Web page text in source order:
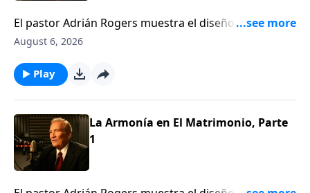
El pastor Adrián Rogers muestra el diseño de Dios
para el matrimonio; las diferencias entre hombre y
las innegables diferencias emocionales y sicológicas,
el matrimonio puede ser un dúo, no un duelo. Dios
August 6, 2026
Play
La Armonía en El Matrimonio, Parte
1